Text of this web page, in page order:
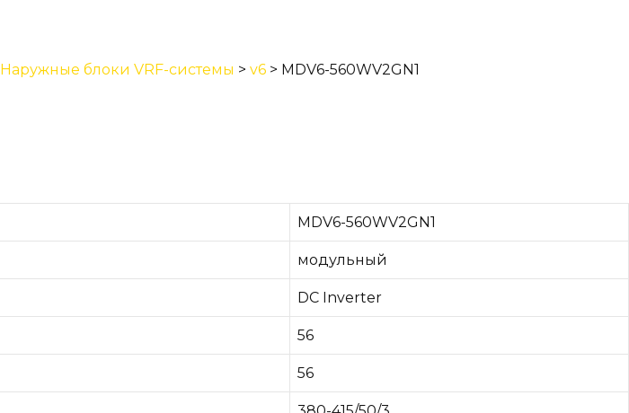
Наружные блоки VRF-системы > v6 > MDV6-560WV2GN1
MDV6-560WV2GN1
модульный
DC Inverter
56
56